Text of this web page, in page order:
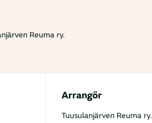
Reuma ry.
Arrangör
Tuusulanjärven Reuma ry.